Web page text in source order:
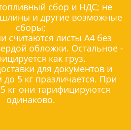
сбор и НДС; не
и другие возможные
сборы;
считаются листы А4 без
обложки. Остальное -
как груз.
для документов и
до 5 кг празличается. При
кг они тарифицируются
одинаково.